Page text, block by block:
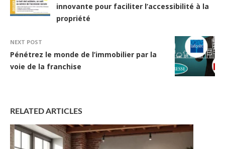
innovante pour faciliter l’accessibilité à la
propriété
NEXT POST
Pénétrez le monde de l’immobilier par la
voie de la franchise
RELATED ARTICLES